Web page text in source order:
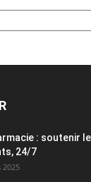
: soutenir
24/7
2025